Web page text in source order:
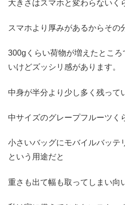
大きさはスマホと変わらないく
スマホより厚みがあるからその
300gくらい荷物が増えたとこ
いけどズッシリ感があります。
中身が半分より少し多く残って
中サイズのグレープフルーツく
小さいバッグにモバイルバッテ
という用途だと
重さも出て幅も取ってしまい向